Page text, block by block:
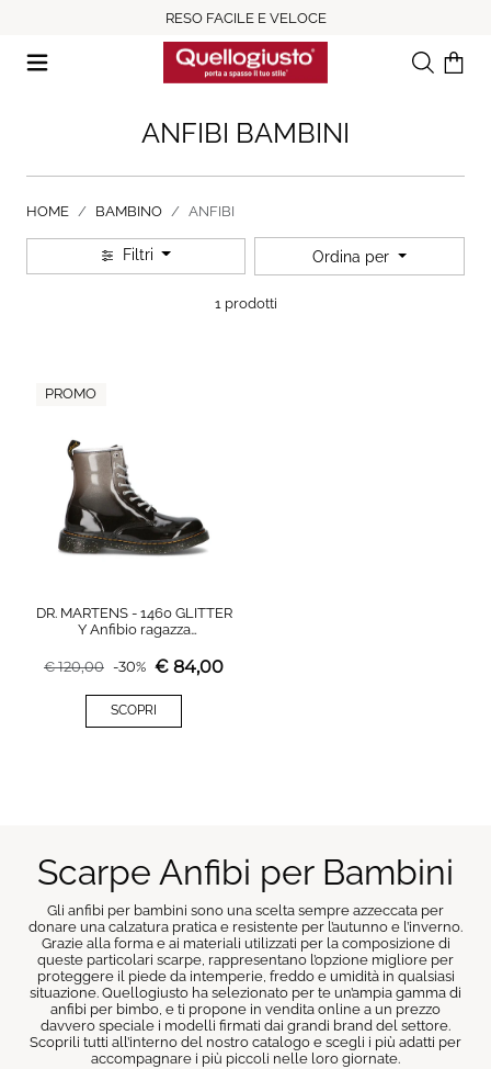
RESO FACILE E VELOCE
RicercaIl tuo
ANFIBI BAMBINI
HOME BAMBINO ANFIBI
Filtri Ordina per
1 prodotti
PROMO
DR. MARTENS - 1460 GLITTER
Y Anfibio ragazza
€120,00 -30% € 84,00
SCOPRI
Scarpe Anfibi per Bambini
Gli anfibi per bambini sono una scelta sempre azzeccata per
donare una calzatura pratica e resistente per l’autunno e l’inverno.
Grazie alla forma e ai materiali utilizzati per la composizione di
queste particolari scarpe, rappresentano l’opzione migliore per
proteggere il piede da intemperie, freddo e umidità in qualsiasi
situazione. Quellogiusto ha selezionato per te un’ampia gamma di
anfibi per bimbo, e ti propone in vendita online a un prezzo
davvero speciale i modelli firmati dai grandi brand del settore.
Scoprili tutti all’interno del nostro catalogo e scegli i più adatti per
accompagnare i più piccoli nelle loro giornate.